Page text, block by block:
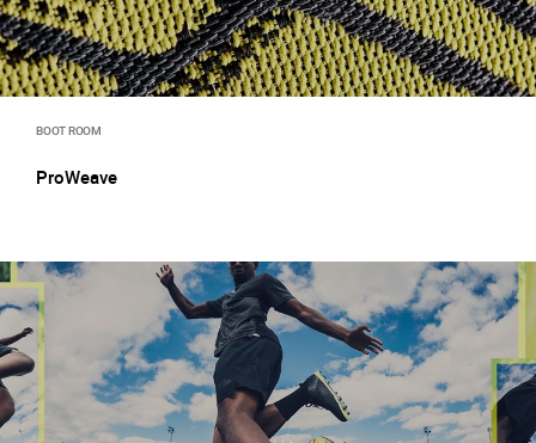
BOOT ROOM
ProWeave